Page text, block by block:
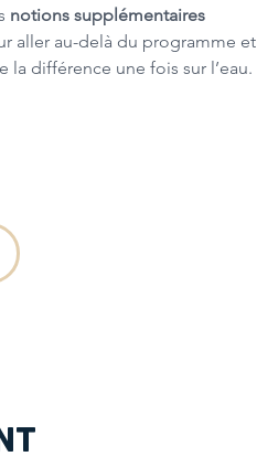
notions supplémentaires
aller au-delà du programme et
la différence une fois sur l’eau.